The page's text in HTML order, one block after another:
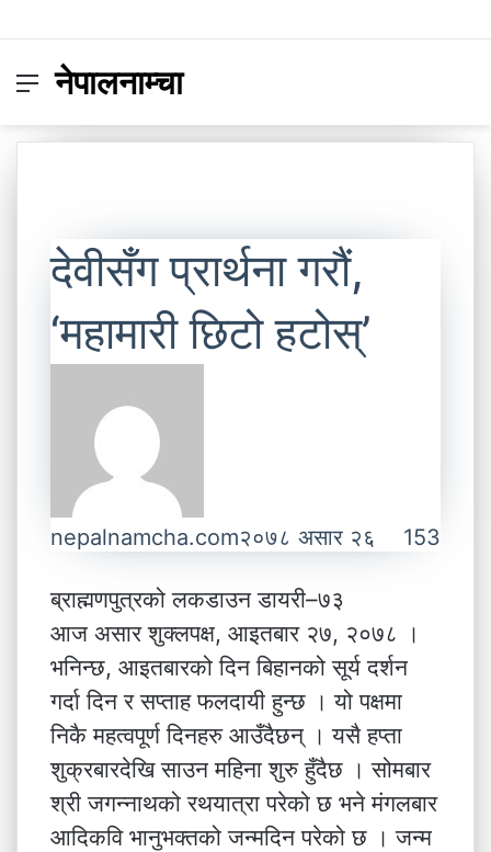
Menu
नेपालनाम्चा
देवीसँग प्रार्थना गरौं,
‘महामारी छिटो हटोस्’
nepalnamcha.com२०७८ असार २६ 153
ब्राह्मणपुत्रको लकडाउन डायरी–७३
आज असार शुक्लपक्ष, आइतबार २७, २०७८ ।
भनिन्छ, आइतबारको दिन बिहानको सूर्य दर्शन
गर्दा दिन र सप्ताह फलदायी हुन्छ । यो पक्षमा
निकै महत्वपूर्ण दिनहरु आउँदैछन् । यसै हप्ता
शुक्रबारदेखि साउन महिना शुरु हुँदैछ । सोमबार
श्री जगन्नाथको रथयात्रा परेको छ भने मंगलबार
आदिकवि भानुभक्तको जन्मदिन परेको छ । जन्म